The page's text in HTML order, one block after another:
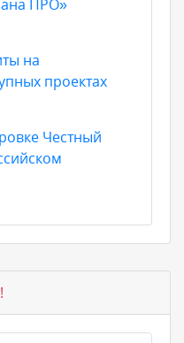
ПРО»
на
проектах
Честный